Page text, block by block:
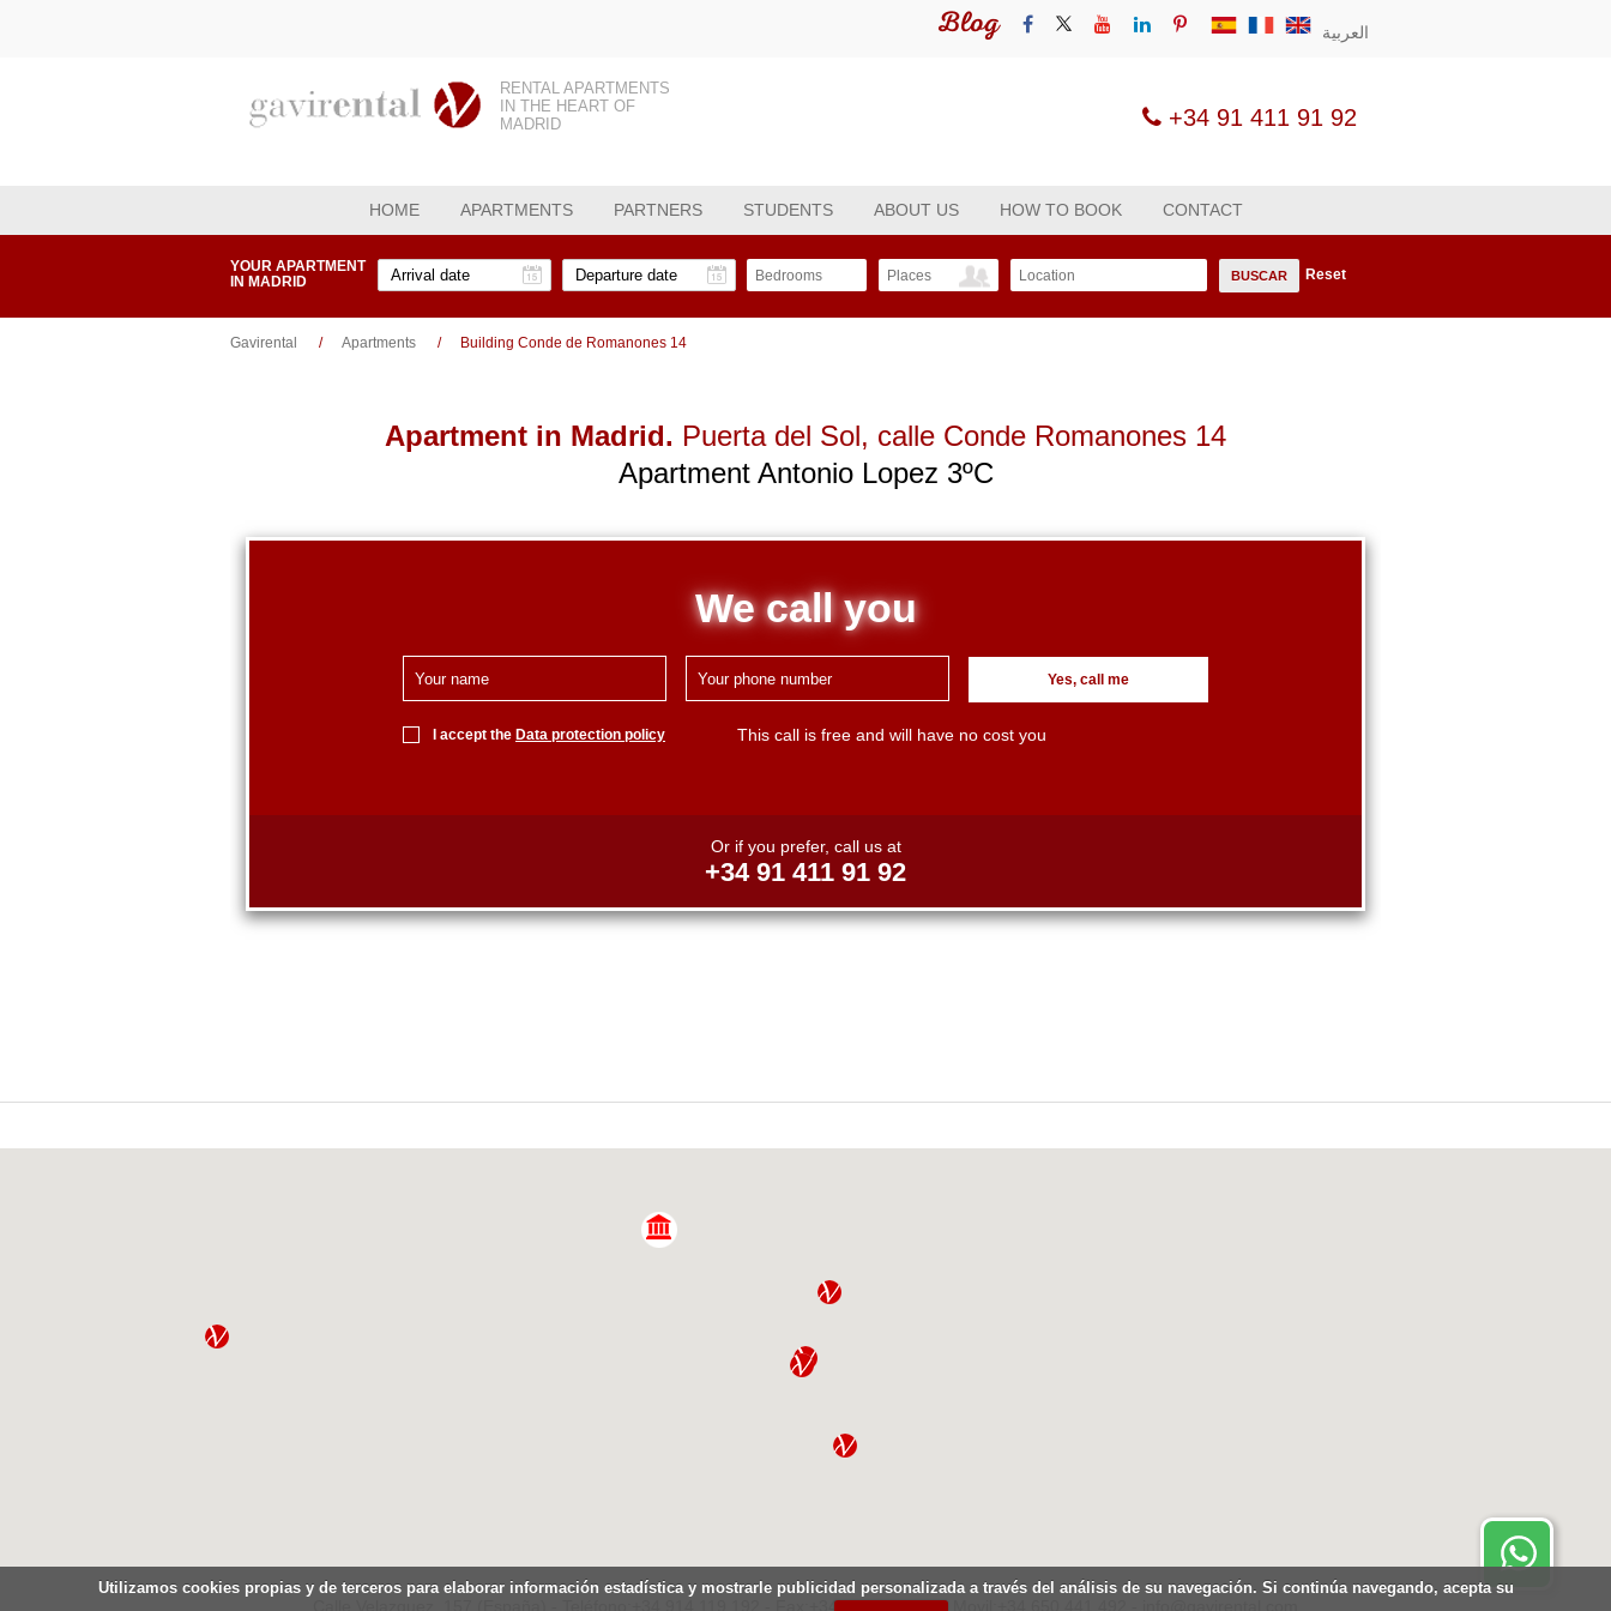
العربية Blog
RENTAL APARTMENTS
IN THE HEART OF
MADRID
+34 91 411 91 92
HOME APARTMENTS PARTNERS STUDENTS ABOUT US HOW TO BOOK CONTACT
YOUR APARTMENT
IN MADRID
Bedrooms Places Location BUSCAR Reset
Gavirental Apartments Building Conde de Romanones 14
Apartment in Madrid. Puerta del Sol, calle Conde Romanones 14
Apartment Antonio Lopez 3ºC
We call you
Yes, call me
I accept the Data protection policy This call is free and will have no cost you
Or if you prefer, call us at
+34 91 411 91 92
Calle Velazquez, 157 (España) - Teléfono:+34.914.119.192 - Fax:+34.914.119.207 - Movil:+34.650.441.492 - info@gavirental.com
Disponible 24 horas
Utilizamos cookies propias y de terceros para elaborar información estadística y mostrarle publicidad personalizada a través del análisis de su navegación. Si continúa navegando, acepta su